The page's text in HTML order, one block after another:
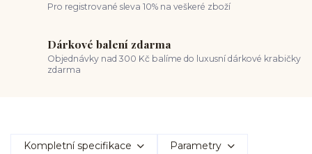
Pro registrované sleva 10% na veškeré zboží
Dárkové balení zdarma
Objednávky nad 300 Kč balíme do luxusní dárkové krabičky
zdarma
Kompletní specifikace Parametry